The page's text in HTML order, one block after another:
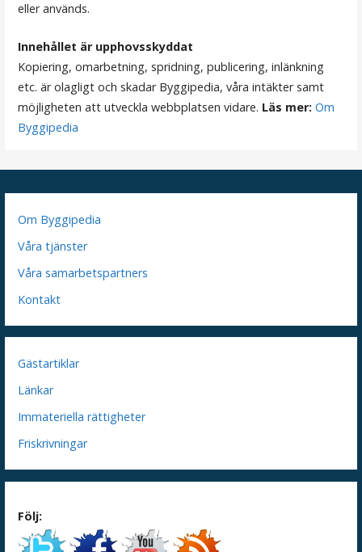
n
eller används.
Innehållet är upphovsskyddat
Kopiering, omarbetning, spridning, publicering, inlänkning
etc. är olagligt och skadar Byggipedia, våra intäkter samt
möjligheten att utveckla webbplatsen vidare. Läs mer: Om
Byggipedia
Om Byggipedia
Våra tjänster
Våra samarbetspartners
Kontakt
Gästartiklar
Länkar
Immateriella rättigheter
Friskrivningar
Följ: